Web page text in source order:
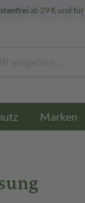
ab 29 € und
Marken